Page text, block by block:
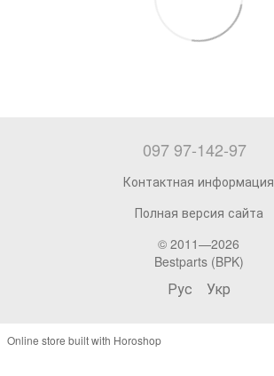
097 97-142-97
Контактная информация
Полная версия сайта
© 2011—2026
Bestparts (BPK)
Рус Укр
Online store built with Horoshop